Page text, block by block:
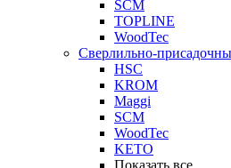
SCM
TOPLINE
WoodTec
Сверлильно-
HSC
KROM
Maggi
SCM
WoodTec
KETO